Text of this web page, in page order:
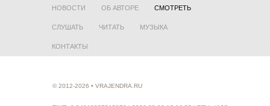
НОВОСТИ ОБ АВТОРЕ СМОТРЕТЬ
СЛУШАТЬ ЧИТАТЬ МУЗЫКА
КОНТАКТЫ
© 2012-2026 • VRAJENDRA.RU